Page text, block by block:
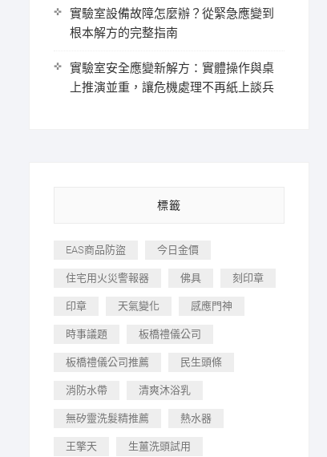
實驗室設備故障怎麼辦？從緊急應變到
根本解方的完整指南
實驗室安全應變新解方：實體操作與桌
上推演並重，讓危機處理不再紙上談兵
標籤
EAS商品防盜 今日金價
住宅用火災警報器 佛具 刻印章
印章 天氣變化 感應門神
時事議題 板橋禮儀公司
板橋禮儀公司推薦 民生頭條
消防水帶 清爽沐浴乳
無矽靈洗髮精推薦 熱水器
王擎天 生薑洗頭試用